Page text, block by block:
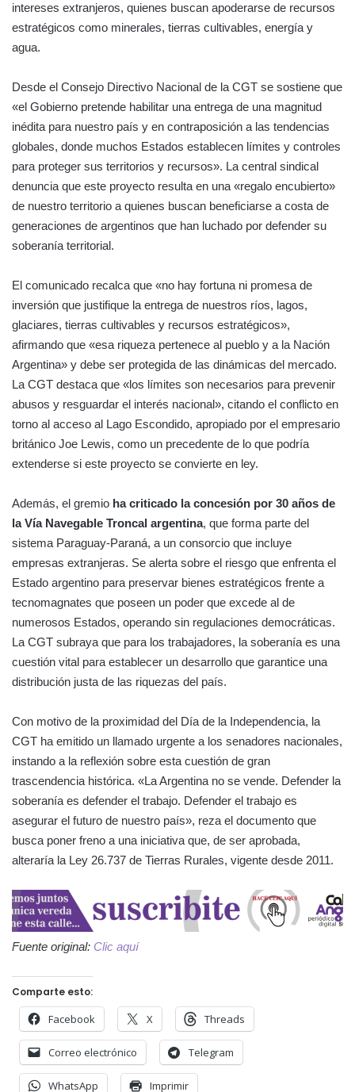
intereses extranjeros, quienes buscan apoderarse de recursos
estratégicos como minerales, tierras cultivables, energía y
agua.
Desde el Consejo Directivo Nacional de la CGT se sostiene que
«el Gobierno pretende habilitar una entrega de una magnitud
inédita para nuestro país y en contraposición a las tendencias
globales, donde muchos Estados establecen límites y controles
para proteger sus territorios y recursos». La central sindical
denuncia que este proyecto resulta en una «regalo encubierto»
de nuestro territorio a quienes buscan beneficiarse a costa de
generaciones de argentinos que han luchado por defender su
soberanía territorial.
El comunicado recalca que «no hay fortuna ni promesa de
inversión que justifique la entrega de nuestros ríos, lagos,
glaciares, tierras cultivables y recursos estratégicos»,
afirmando que «esa riqueza pertenece al pueblo y a la Nación
Argentina» y debe ser protegida de las dinámicas del mercado.
La CGT destaca que «los límites son necesarios para prevenir
abusos y resguardar el interés nacional», citando el conflicto en
torno al acceso al Lago Escondido, apropiado por el empresario
británico Joe Lewis, como un precedente de lo que podría
extenderse si este proyecto se convierte en ley.
Además, el gremio ha criticado la concesión por 30 años de
la Vía Navegable Troncal argentina, que forma parte del
sistema Paraguay-Paraná, a un consorcio que incluye
empresas extranjeras. Se alerta sobre el riesgo que enfrenta el
Estado argentino para preservar bienes estratégicos frente a
tecnomagnates que poseen un poder que excede al de
numerosos Estados, operando sin regulaciones democráticas.
La CGT subraya que para los trabajadores, la soberanía es una
cuestión vital para establecer un desarrollo que garantice una
distribución justa de las riquezas del país.
Con motivo de la proximidad del Día de la Independencia, la
CGT ha emitido un llamado urgente a los senadores nacionales,
instando a la reflexión sobre esta cuestión de gran
trascendencia histórica. «La Argentina no se vende. Defender la
soberanía es defender el trabajo. Defender el trabajo es
asegurar el futuro de nuestro país», reza el documento que
busca poner freno a una iniciativa que, de ser aprobada,
alteraría la Ley 26.737 de Tierras Rurales, vigente desde 2011.
Fuente original: Clic aquí
Comparte esto:
Facebook X Threads
Correo electrónico Telegram
WhatsApp Imprimir